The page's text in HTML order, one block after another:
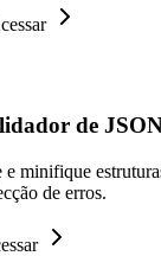
de
minifique
de erros.